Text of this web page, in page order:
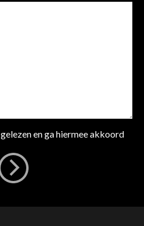
gelezen en ga hiermee akkoord